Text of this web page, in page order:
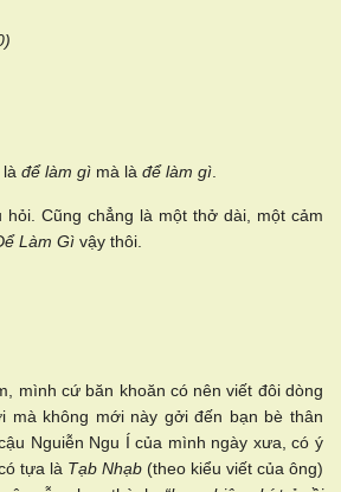
là để làm gì mà là để làm gì.
hỏi. Cũng chẳng là một thở dài, một cảm
Làm Gì vậy thôi.
mình cứ băn khoăn có nên viết đôi dòng
mà không mới này gởi đến bạn bè thân
Nguiễn Ngu Í của mình ngày xưa, có ý
tựa là Tạb Nhạb (theo kiểu viết của ông)